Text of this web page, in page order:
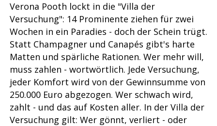
Verona Pooth lockt in die "Villa der
Versuchung": 14 Prominente ziehen für zwei
Wochen in ein Paradies - doch der Schein trügt.
Statt Champagner und Canapés gibt's harte
Matten und spärliche Rationen. Wer mehr will,
muss zahlen - wortwörtlich. Jede Versuchung,
jeder Komfort wird von der Gewinnsumme von
250.000 Euro abgezogen. Wer schwach wird,
zahlt - und das auf Kosten aller. In der Villa der
Versuchung gilt: Wer gönnt, verliert - oder